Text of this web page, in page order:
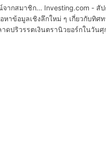
กสมาชิก... Investing.com - สั
ข้อมูลเชิงลึกใหม่ ๆ เกี่ยวกับทิศ
ดปริวรรตเงินตรานิวยอร์กในวันศุ